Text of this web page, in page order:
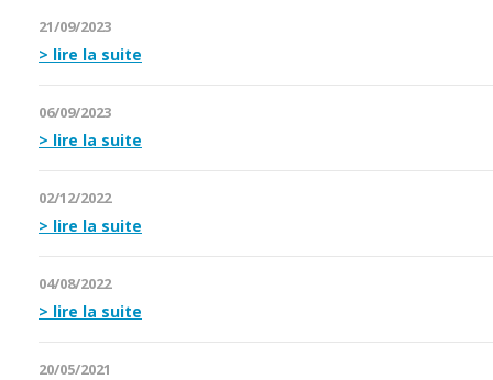
21/09/2023
lire la suite
06/09/2023
lire la suite
02/12/2022
lire la suite
04/08/2022
lire la suite
20/05/2021